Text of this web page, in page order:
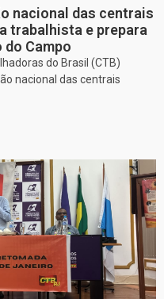
nacional das centrais
trabalhista e prepara
do Campo
do Brasil (CTB)
nacional das centrais